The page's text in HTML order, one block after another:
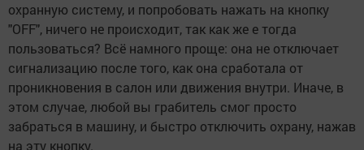
охранную систему, и попробовать нажать на кнопку
"OFF", ничего не происходит, так как же е тогда
пользоваться? Всё намного проще: она не отключает
сигнализацию после того, как она сработала от
проникновения в салон или движения внутри. Иначе, в
этом случае, любой вы грабитель смог просто
забраться в машину, и быстро отключить охрану, нажав
на эту кнопку.